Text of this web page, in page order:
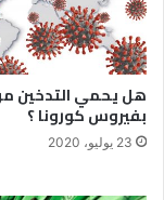
هل يحمي التدخين
بفيروس كورونا ؟
23 يوليو، 2020